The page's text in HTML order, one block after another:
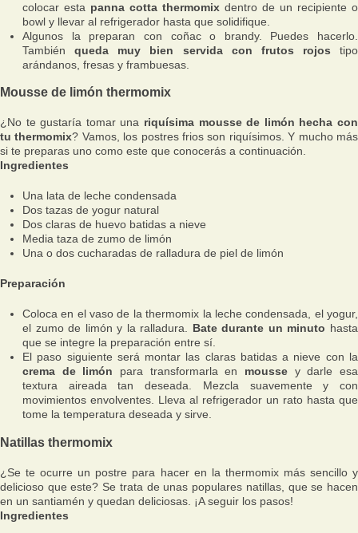
colocar esta panna cotta thermomix dentro de un recipiente o
bowl y llevar al refrigerador hasta que solidifique.
Algunos la preparan con coñac o brandy. Puedes hacerlo.
Tambiénqueda muy bien servida con frutos rojos tipo
arándanos, fresas y frambuesas.
Mousse de limón thermomix
¿No te gustaría tomar una riquísima mousse de limón hecha con
tu thermomix? Vamos, los postres frios son riquísimos. Y mucho más
si te preparas uno como este que conocerás a continuación.
Ingredientes
Una lata de leche condensada
Dos tazas de yogur natural
Dos claras de huevo batidas a nieve
Media taza de zumo de limón
Una o dos cucharadas de ralladura de piel de limón
Preparación
Coloca en el vaso de la thermomix la leche condensada, el yogur,
el zumo de limón y la ralladura. Bate durante un minuto hasta
que se integre la preparación entre sí.
El paso siguiente será montar las claras batidas a nieve con la
crema de limón para transformarla en mousse y darle esa
textura aireada tan deseada. Mezcla suavemente y con
movimientos envolventes. Lleva al refrigerador un rato hasta que
tome la temperatura deseada y sirve.
Natillas thermomix
¿Se te ocurre un postre para hacer en la thermomix más sencillo y
delicioso que este? Se trata de unas populares natillas, que se hacen
en un santiamén y quedan deliciosas. ¡A seguir los pasos!
Ingredientes